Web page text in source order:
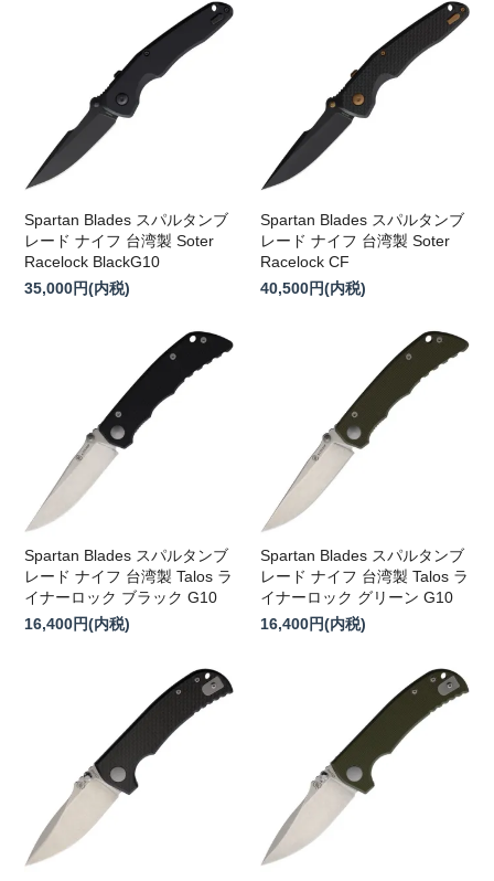
Spartan Blades スパルタンブ
レード ナイフ 台湾製 Soter
Racelock BlackG10
35,000円(内税)
Spartan Blades スパルタンブ
レード ナイフ 台湾製 Soter
Racelock CF
40,500円(内税)
Spartan Blades スパルタンブ
レード ナイフ 台湾製 Talos ラ
イナーロック ブラック G10
16,400円(内税)
Spartan Blades スパルタンブ
レード ナイフ 台湾製 Talos ラ
イナーロック グリーン G10
16,400円(内税)